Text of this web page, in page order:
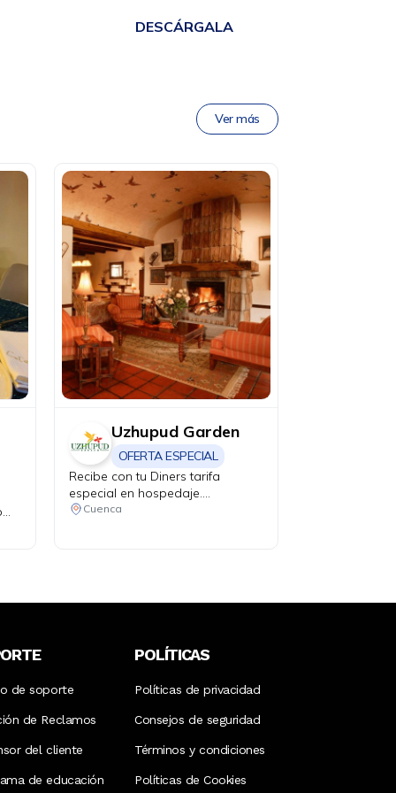
DESCÁRGALA
Ver más
Uzhupud Garden
OFERTA ESPECIAL
Recibe con tu Diners tarifa
especial en hospedaje.
Habitación matrimonial o doble,
Cuenca
de soporte
de Reclamos
del cliente
de educación
POLÍTICAS
Políticas de privacidad
Consejos de seguridad
Términos y condiciones
Políticas de Cookies